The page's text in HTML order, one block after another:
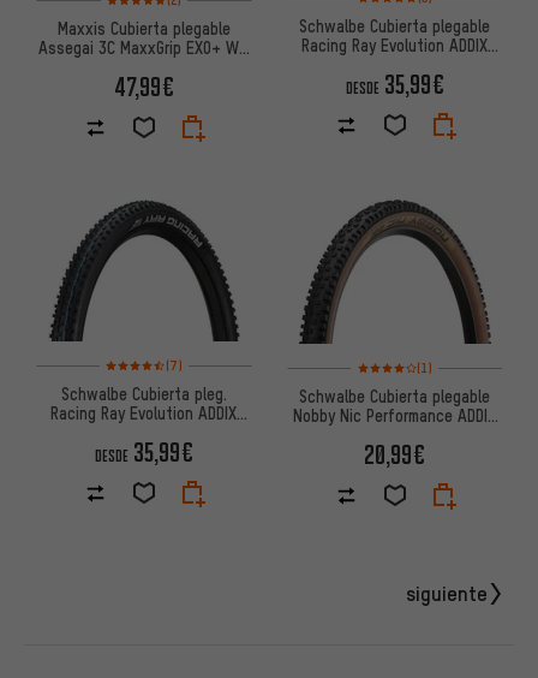
Maxxis Cubierta plegable
Assegai 3C MaxxGrip EXO+ WT
47,99€
Schwalbe Cubierta plegable
Racing Ray Evolution ADDIX
DESDE 35,99€
Valoración media: 4,5 de 5 basada en 7 reseñas
(7)
Schwalbe Cubierta pleg.
Racing Ray Evolution ADDIX
DESDE 35,99€
Valoración media: 4 de 5
(1)
Schwalbe Cubierta plegable
Nobby Nic Performance ADDIX
20,99€
siguiente